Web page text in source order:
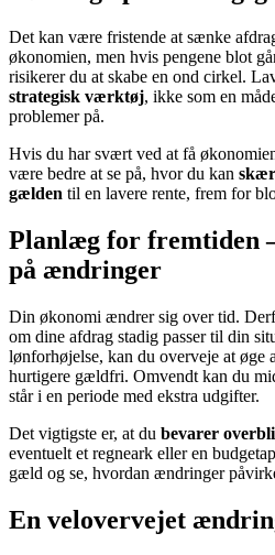
Det kan være fristende at sænke
økonomien, men hvis pengene blot
risikerer du at skabe en ond cirkel.
strategisk værktøj, ikke som en
problemer på.
Hvis du har svært ved at få
være bedre at se på, hvor du kan
gælden til en lavere rente, frem for
Planlæg for fremtiden
på ændringer
Din økonomi ændrer sig over tid.
om dine afdrag stadig passer til din
lønforhøjelse, kan du overveje at øge
hurtigere gældfri. Omvendt kan du
står i en periode med ekstra udgifter.
Det vigtigste er, at du bevarer
eventuelt et regneark eller en
gæld og se, hvordan ændringer
En velovervejet